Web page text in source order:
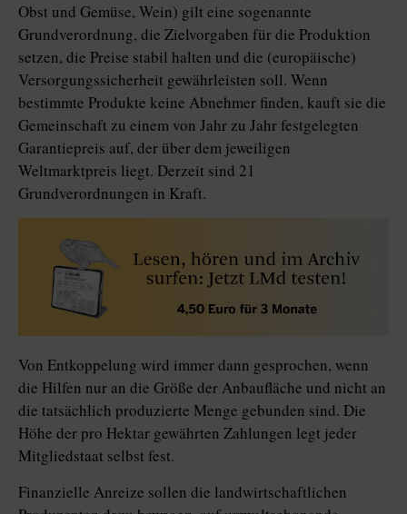
Obst und Gemüse, Wein) gilt eine sogenannte
Grundverordnung, die Zielvorgaben für die Produktion
setzen, die Preise stabil halten und die (europäische)
Versorgungssicherheit gewährleisten soll. Wenn
bestimmte Produkte keine Abnehmer finden, kauft sie die
Gemeinschaft zu einem von Jahr zu Jahr festgelegten
Garantiepreis auf, der über dem jeweiligen
Weltmarktpreis liegt. Derzeit sind 21
Grundverordnungen in Kraft.
Von Entkoppelung wird immer dann gesprochen, wenn
die Hilfen nur an die Größe der Anbaufläche und nicht an
die tatsächlich produzierte Menge gebunden sind. Die
Höhe der pro Hektar gewährten Zahlungen legt jeder
Mitgliedstaat selbst fest.
Finanzielle Anreize sollen die landwirtschaftlichen